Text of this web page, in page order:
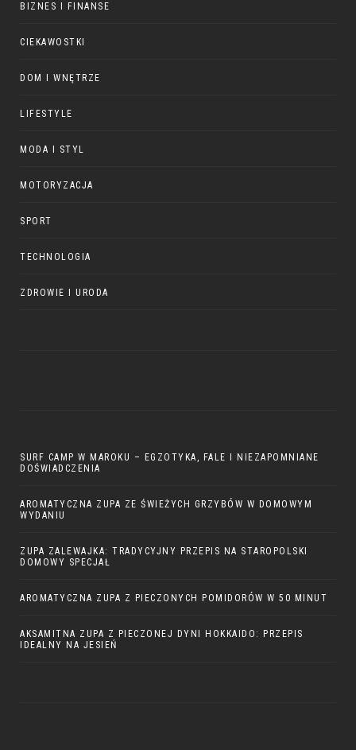
BIZNES I FINANSE
CIEKAWOSTKI
DOM I WNĘTRZE
LIFESTYLE
MODA I STYL
MOTORYZACJA
SPORT
TECHNOLOGIA
ZDROWIE I URODA
SURF CAMP W MAROKU – EGZOTYKA, FALE I NIEZAPOMNIANE
DOŚWIADCZENIA
AROMATYCZNA ZUPA ZE ŚWIEŻYCH GRZYBÓW W DOMOWYM
WYDANIU
ZUPA ZALEWAJKA: TRADYCYJNY PRZEPIS NA STAROPOLSKI
DOMOWY SPECJAŁ
AROMATYCZNA ZUPA Z PIECZONYCH POMIDORÓW W 50 MINUT
AKSAMITNA ZUPA Z PIECZONEJ DYNI HOKKAIDO: PRZEPIS
IDEALNY NA JESIEŃ